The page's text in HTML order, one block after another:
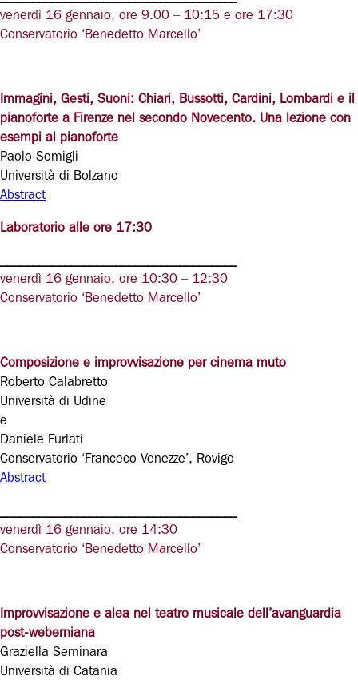
venerdì 16 gennaio, ore 9.00 – 10:15 e ore 17:30
Conservatorio ‘Benedetto Marcello’
Immagini, Gesti, Suoni: Chiari, Bussotti, Cardini, Lombardi e il
pianoforte a Firenze nel secondo Novecento. Una lezione con
esempi al pianoforte
Paolo Somigli
Università di Bolzano
Abstract
Laboratorio alle ore 17:30
venerdì 16 gennaio, ore 10:30 – 12:30
Conservatorio ‘Benedetto Marcello’
Composizione e improvvisazione per cinema muto
Roberto Calabretto
Università di Udine
e
Daniele Furlati
Conservatorio ‘Franceco Venezze’, Rovigo
Abstract
venerdì 16 gennaio, ore 14:30
Conservatorio ‘Benedetto Marcello’
Improvvisazione e alea nel teatro musicale dell’avanguardia
post-weberniana
Graziella Seminara
Università di Catania